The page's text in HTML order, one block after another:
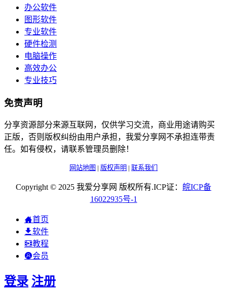
办公软件
图形软件
专业软件
硬件检测
电脑操作
高效办公
专业技巧
免责声明
分享资源部分来源互联网，仅供学习交流，商业用途请购买
正版，否则版权纠纷由用户承担，我爱分享网不承担连带责
任。如有侵权，请联系管理员删除！
网站地图 | 版权声明 | 联系我们
Copyright © 2025 我爱分享网 版权所有.ICP证： 皖ICP备
16022935号-1
首页
软件
教程
会员
登录 注册